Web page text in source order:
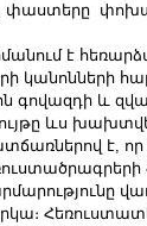
է
կանոնների
գովազդի և
ևս
է,